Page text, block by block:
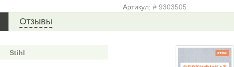
Артикул: # 9303505
Отзывы
Stihl